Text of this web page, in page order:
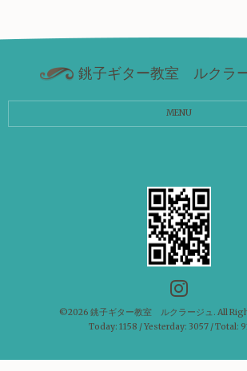
銚子ギター教室 ルクラ
MENU
©2026 銚子ギター教室 ルクラージュ . All
Today: 1158 / Yesterday: 3057/ Total: